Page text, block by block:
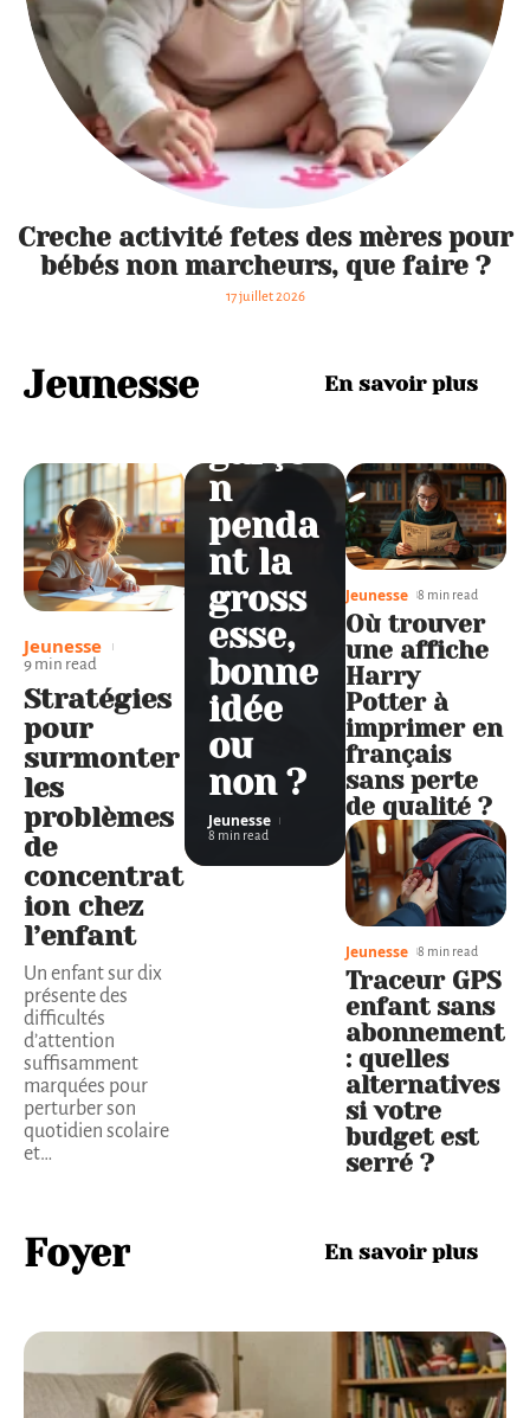
Creche activité fetes des mères pour
bébés non marcheurs, que faire ?
17 juillet 2026
Jeunesse En savoir plus
Jeunesse
9 min read
Stratégies
pour
surmonter
les
problèmes
de
concentrat
ion chez
l’enfant
Un enfant sur dix
présente des
difficultés
d’attention
suffisamment
marquées pour
perturber son
quotidien scolaire
et…
Test
garço
n
penda
nt la
gross
esse,
bonne
idée
ou
non ?
Jeunesse
8 min read
Jeunesse 8 min read
Où trouver
une affiche
Harry
Potter à
imprimer en
français
sans perte
de qualité ?
Jeunesse 8 min read
Traceur GPS
enfant sans
abonnement
: quelles
alternatives
si votre
budget est
serré ?
Foyer En savoir plus